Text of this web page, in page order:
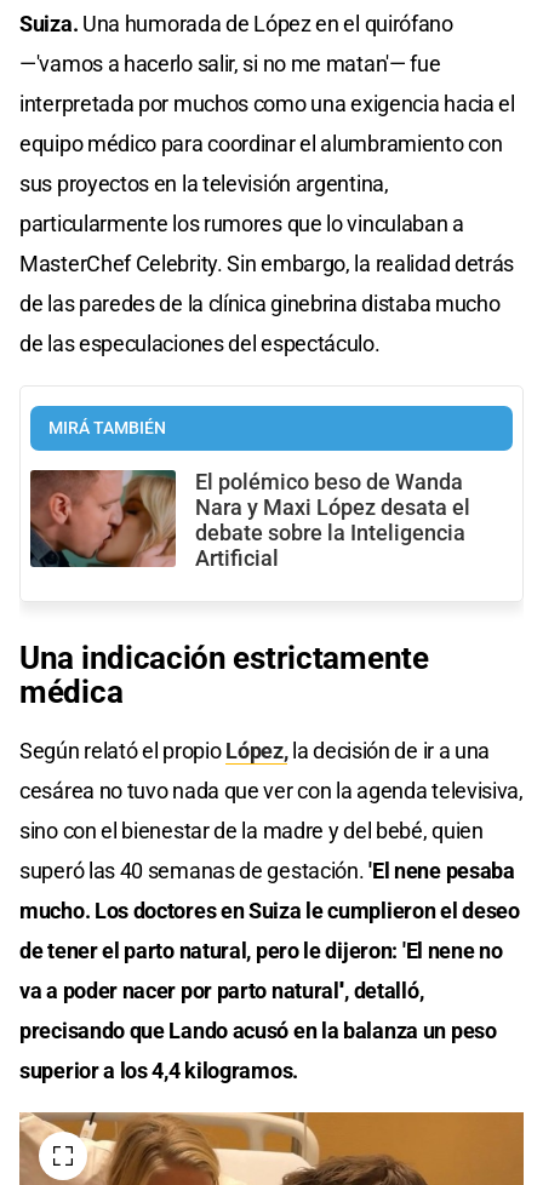
Suiza. Una humorada de López en el quirófano
—'vamos a hacerlo salir, si no me matan'— fue
interpretada por muchos como una exigencia hacia el
equipo médico para coordinar el alumbramiento con
sus proyectos en la televisión argentina,
particularmente los rumores que lo vinculaban a
MasterChef Celebrity. Sin embargo, la realidad detrás
de las paredes de la clínica ginebrina distaba mucho
de las especulaciones del espectáculo.
MIRÁ TAMBIÉN
El polémico beso de Wanda
Nara y Maxi López desata el
debate sobre la Inteligencia
Artificial
Una indicación estrictamente
médica
Según relató el propioLópez,la decisión de ir a una
cesárea no tuvo nada que ver con la agenda televisiva,
sino con el bienestar de la madre y del bebé, quien
superó las 40 semanas de gestación.'El nene pesaba
mucho. Los doctores en Suiza le cumplieron el deseo
de tener el parto natural, pero le dijeron: 'El nene no
va a poder nacer por parto natural'', detalló,
precisando que Lando acusó en la balanza un peso
superior a los 4,4 kilogramos.